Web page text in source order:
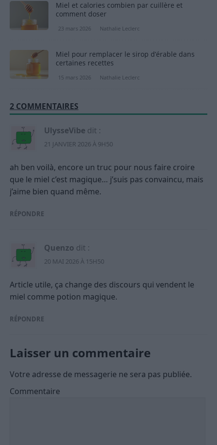
Miel et calories combien par cuillère et
comment doser
23 mars 2026 Nathalie Leclerc
Miel pour remplacer le sirop d’érable dans
certaines recettes
15 mars 2026 Nathalie Leclerc
2 COMMENTAIRES
UlysseVibe dit :
21 JANVIER 2026 À 9H50
ah ben voilà, encore un truc pour nous faire croire
que le miel c’est magique… j’suis pas convaincu, mais
j’aime bien quand même.
RÉPONDRE
Quenzo dit :
20 MAI 2026 À 15H50
Article utile, ça change des discours qui vendent le
miel comme potion magique.
RÉPONDRE
Laisser un commentaire
Votre adresse de messagerie ne sera pas publiée.
Commentaire